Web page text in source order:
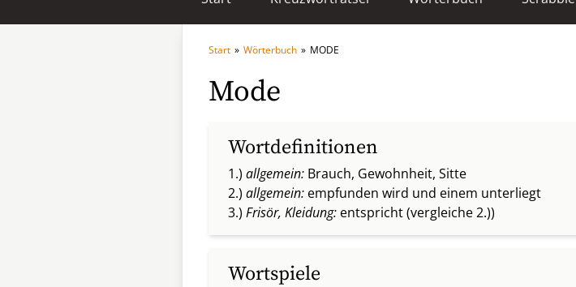
Start » Wörterbuch » MODE
Mode
Wortdefinitionen
1.) allgemein: Brauch, Gewohnheit, Sitte
2.) allgemein: empfunden wird und einem unterliegt
3.) Frisör, Kleidung: entspricht (vergleiche 2.))
Wortspiele